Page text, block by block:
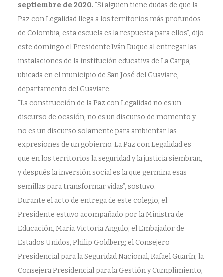
septiembre de 2020. “Si alguien tiene dudas de que la
Paz con Legalidad llega a los territorios más profundos
de Colombia, esta escuela es la respuesta para ellos”, dijo
este domingo el Presidente Iván Duque al entregar las
instalaciones de la institución educativa de La Carpa,
ubicada en el municipio de San José del Guaviare,
departamento del Guaviare.
“La construcción de la Paz con Legalidad no es un
discurso de ocasión, no es un discurso de momento y
no es un discurso solamente para ambientar las
expresiones de un gobierno. La Paz con Legalidad es
que en los territorios la seguridad y la justicia siembran,
y después la inversión social es la que germina esas
semillas para transformar vidas”, sostuvo.
Durante el acto de entrega de este colegio, el
Presidente estuvo acompañado por la Ministra de
Educación, María Victoria Angulo; el Embajador de
Estados Unidos, Philip Goldberg; el Consejero
Presidencial para la Seguridad Nacional, Rafael Guarín; la
Consejera Presidencial para la Gestión y Cumplimiento,